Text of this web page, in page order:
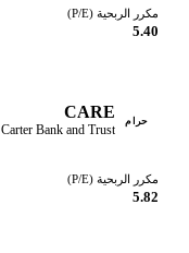
مكرر الربحية (P/E)
5.40
حرام CARE
Carter Bank and Trust
مكرر الربحية (P/E)
5.82